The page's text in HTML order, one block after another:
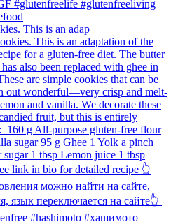
This is an adap